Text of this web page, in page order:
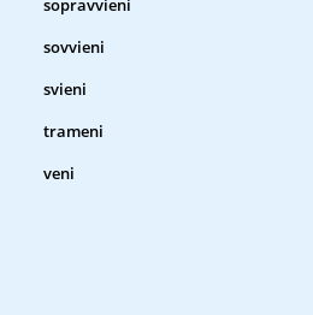
sopravvieni
sovvieni
svieni
trameni
veni